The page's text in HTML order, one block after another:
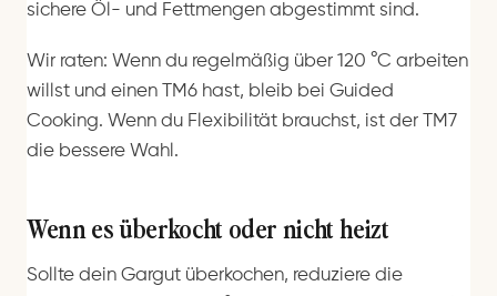
sichere Öl- und Fettmengen abgestimmt sind.
Wir raten: Wenn du regelmäßig über 120 °C arbeiten
willst und einen TM6 hast, bleib bei Guided
Cooking. Wenn du Flexibilität brauchst, ist der TM7
die bessere Wahl.
Wenn es überkocht oder nicht heizt
Sollte dein Gargut überkochen, reduziere die